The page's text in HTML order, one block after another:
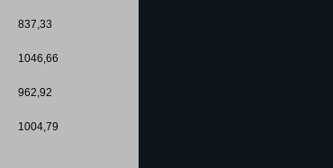
837,33
1046,66
962,92
1004,79